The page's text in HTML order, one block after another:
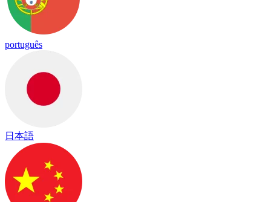
português
日本語